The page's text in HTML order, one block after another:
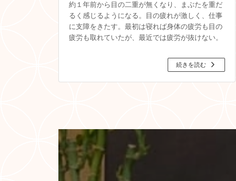
続きを読む
約１年前から目の二重が無くなり、まぶたを重だ
るく感じるようになる。目の疲れが激しく、仕事
に支障をきたす。最初は寝れば身体の疲労も目の
疲労も取れていたが、最近では疲労が抜けない。